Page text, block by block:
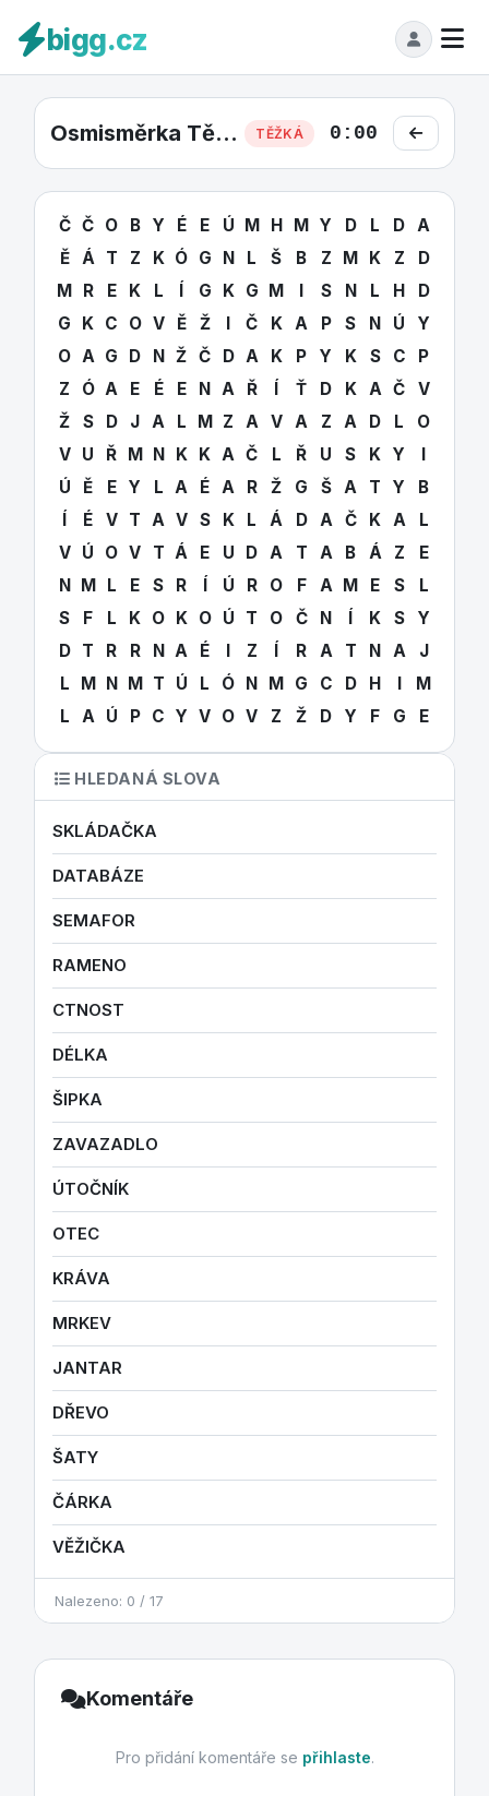
bigg.cz
Osmisměrka Těžká #19 TĚŽKÁ 0:00
Č Č O B Y É E Ú M H M Y D L D A
Ě
Á T Z K Ó G N L Š B Z M K Z
D
M R E K L Í G K G M I S N L H
D
G
K C O V Ě Ž I Č K A P S N Ú
Y
O A G D N Ž Č D A K P Y K S C
P
Z
Ó A E É E N A Ř Í Ť D K A Č
V
Ž
S D J A L M Z A V A Z A D L
O
V
U Ř M N K K A Č L Ř U S K Y
I
Ú
Ě E Y L A É A R Ž G Š A T Y
B
Í
É V T A V S K L Á D A Č K A
L
V
Ú O V T Á E U D A T A B Á Z
E
N M L E S R Í Ú R O F A M E S
L
S
F L K O K O Ú T O Č N Í K S
Y
D
T R R N A É I Z Í R A T N A
J
L
M N M T Ú L Ó N M G C D H I
M
L
A Ú P C Y V O V Z Ž D Y F G E
HLEDANÁ SLOVA
SKLÁDAČKA
DATABÁZE
SEMAFOR
RAMENO
CTNOST
DÉLKA
ŠIPKA
ZAVAZADLO
ÚTOČNÍK
OTEC
KRÁVA
MRKEV
JANTAR
DŘEVO
ŠATY
ČÁRKA
VĚŽIČKA
Nalezeno: 0 / 17
Komentáře
Pro přidání komentáře se přihlaste.